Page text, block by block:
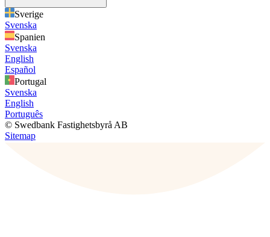
Sverige
Svenska
Spanien
Svenska
English
Español
Portugal
Svenska
English
Português
© Swedbank Fastighetsbyrå AB
Sitemap